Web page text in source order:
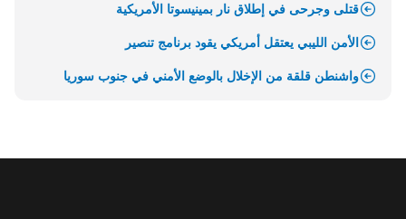
قتلى وجرحى في إطلاق نار بمينيسوتا الأمريكية
الأمن الليبي يعتقل أمريكي يقود برنامج تنصير
واشنطن قلقة من الإخلال بالوضع الأمني في جنوب سوريا